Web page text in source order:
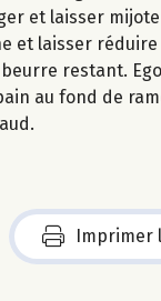
et laisser
et laisser réduire
restant.
au fond de
Imprimer